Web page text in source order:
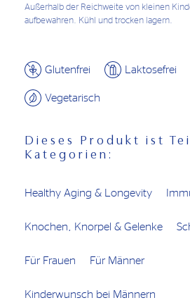
Außerhalb der Reichweite von kleinen
aufbewahren. Kühl und trocken lagern.
Glutenfrei Laktosefrei
Vegetarisch
Dieses Produkt ist
Kategorien:
Healthy Aging & Longevity
Knochen, Knorpel & Gelenke
Für Frauen Für Männer
Kinderwunsch bei Männern